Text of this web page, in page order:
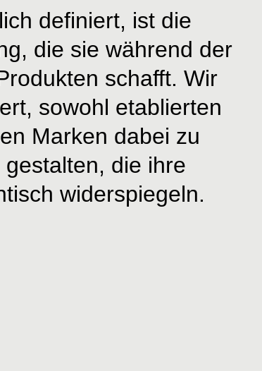
definiert, ist die
die sie während der
schafft. Wir
sowohl etablierten
Marken dabei zu
die ihre
widerspiegeln.